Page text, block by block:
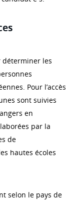
déterminer les
Pour l’accès
sont suivies
en
par la
de
hautes écoles
selon le pays de